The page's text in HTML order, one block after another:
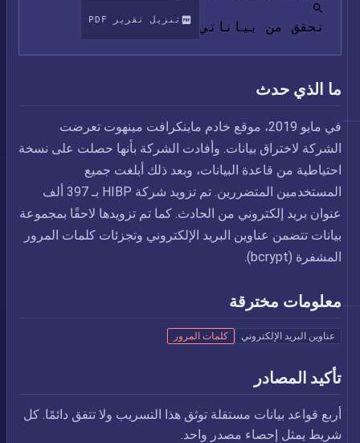
تحقق من بياناتي تنزيل تقرير PDF
ما الذي حدث
في مايو 2019، موقع خادم ماينكرافت مينهوت تعرضت
الشركة لاختراق بيانات. وأفادت الشركة بأنها حصلت على نسخة
احتياطية من قاعدة البيانات، وبعد ذلك أبلغت جميع
المستخدمين المتضررين. تم تزويد شركة HIBP بـ 397 ألف
عنوان بريد إلكتروني من الحادث. كما تم تزويدها لاحقًا بمجموعة
بيانات تتضمن عناوين البريد الإلكتروني وتجزئات كلمات المرور
المشفرة (bcrypt).
معلومات مخترقة
عناوين البريد الإلكتروني كلمات المرور
تأكيد المصادر
أربع قواعد بيانات مستقلة توثق هذا التسريب ولا تتفق دائمًا. كل
شريط يمثل إحصاء مصدر واحد.